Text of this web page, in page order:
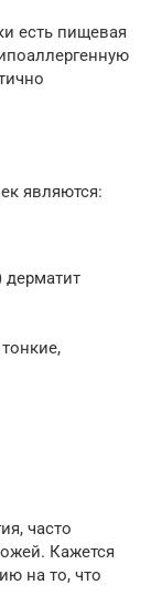
есть пищевая
являются:
часто
Кажется
на то, что